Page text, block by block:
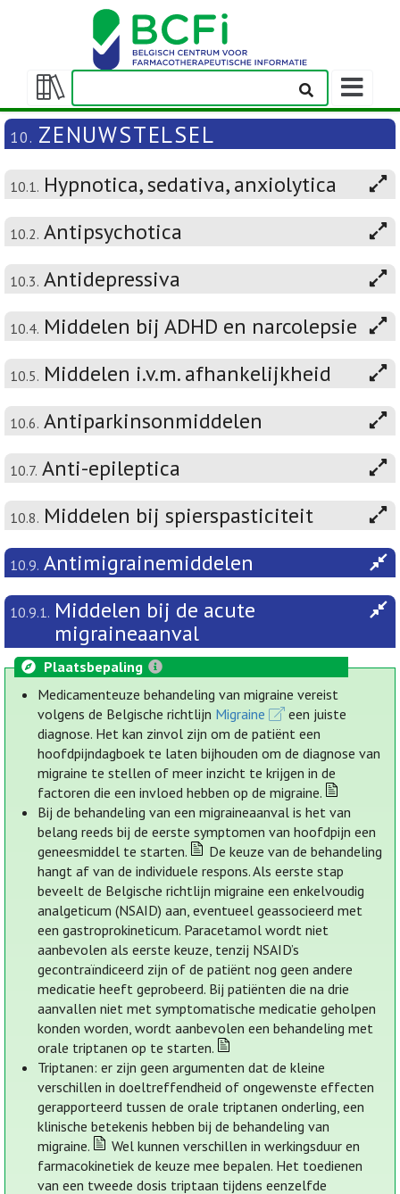
Weergeven/verbergen
inhoudstafel
10. ZENUWSTELSEL
10.1. Hypnotica, sedativa, anxiolytica
10.2. Antipsychotica
10.3. Antidepressiva
10.4. Middelen bij ADHD en narcolepsie
10.5. Middelen i.v.m. afhankelijkheid
10.6. Antiparkinsonmiddelen
10.7. Anti-epileptica
10.8. Middelen bij spierspasticiteit
10.9. Antimigrainemiddelen
10.9.1. Middelen bij de acute
migraineaanval
Plaatsbepaling
Medicamenteuze behandeling van migraine vereist
volgens de Belgische richtlijn Migraine
een juiste
diagnose. Het kan zinvol zijn om de patiënt een
hoofdpijndagboek te laten bijhouden om de diagnose van
migraine te stellen of meer inzicht te krijgen in de
factoren die een invloed hebben op de migraine.
Bij de behandeling van een migraineaanval is het van
belang reeds bij de eerste symptomen van hoofdpijn een
geneesmiddel te starten.
De keuze van de behandeling
hangt af van de individuele respons. Als eerste stap
beveelt de Belgische richtlijn migraine een enkelvoudig
analgeticum (NSAID) aan, eventueel geassocieerd met
een gastroprokineticum. Paracetamol wordt niet
aanbevolen als eerste keuze, tenzij NSAID’s
gecontraïndiceerd zijn of de patiënt nog geen andere
medicatie heeft geprobeerd. Bij patiënten die na drie
aanvallen niet met symptomatische medicatie geholpen
konden worden, wordt aanbevolen een behandeling met
orale triptanen op te starten.
Triptanen: er zijn geen argumenten dat de kleine
verschillen in doeltreffendheid of ongewenste effecten
gerapporteerd tussen de orale triptanen onderling, een
klinische betekenis hebben bij de behandeling van
migraine.
Wel kunnen verschillen in werkingsduur en
farmacokinetiek de keuze mee bepalen. Het toedienen
van een tweede dosis triptaan tijdens eenzelfde